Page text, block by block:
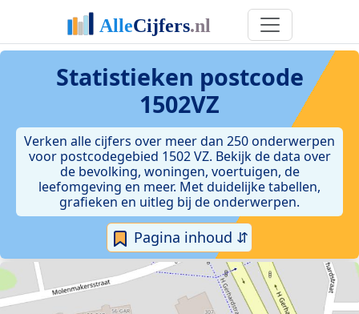
Statistieken postcode
1502VZ
Verken alle cijfers over meer dan 250 onderwerpen
voor postcodegebied 1502 VZ. Bekijk de data over
de bevolking, woningen, voertuigen, de
leefomgeving en meer. Met duidelijke tabellen,
grafieken en uitleg bij de onderwerpen.
Pagina inhoud ⇵